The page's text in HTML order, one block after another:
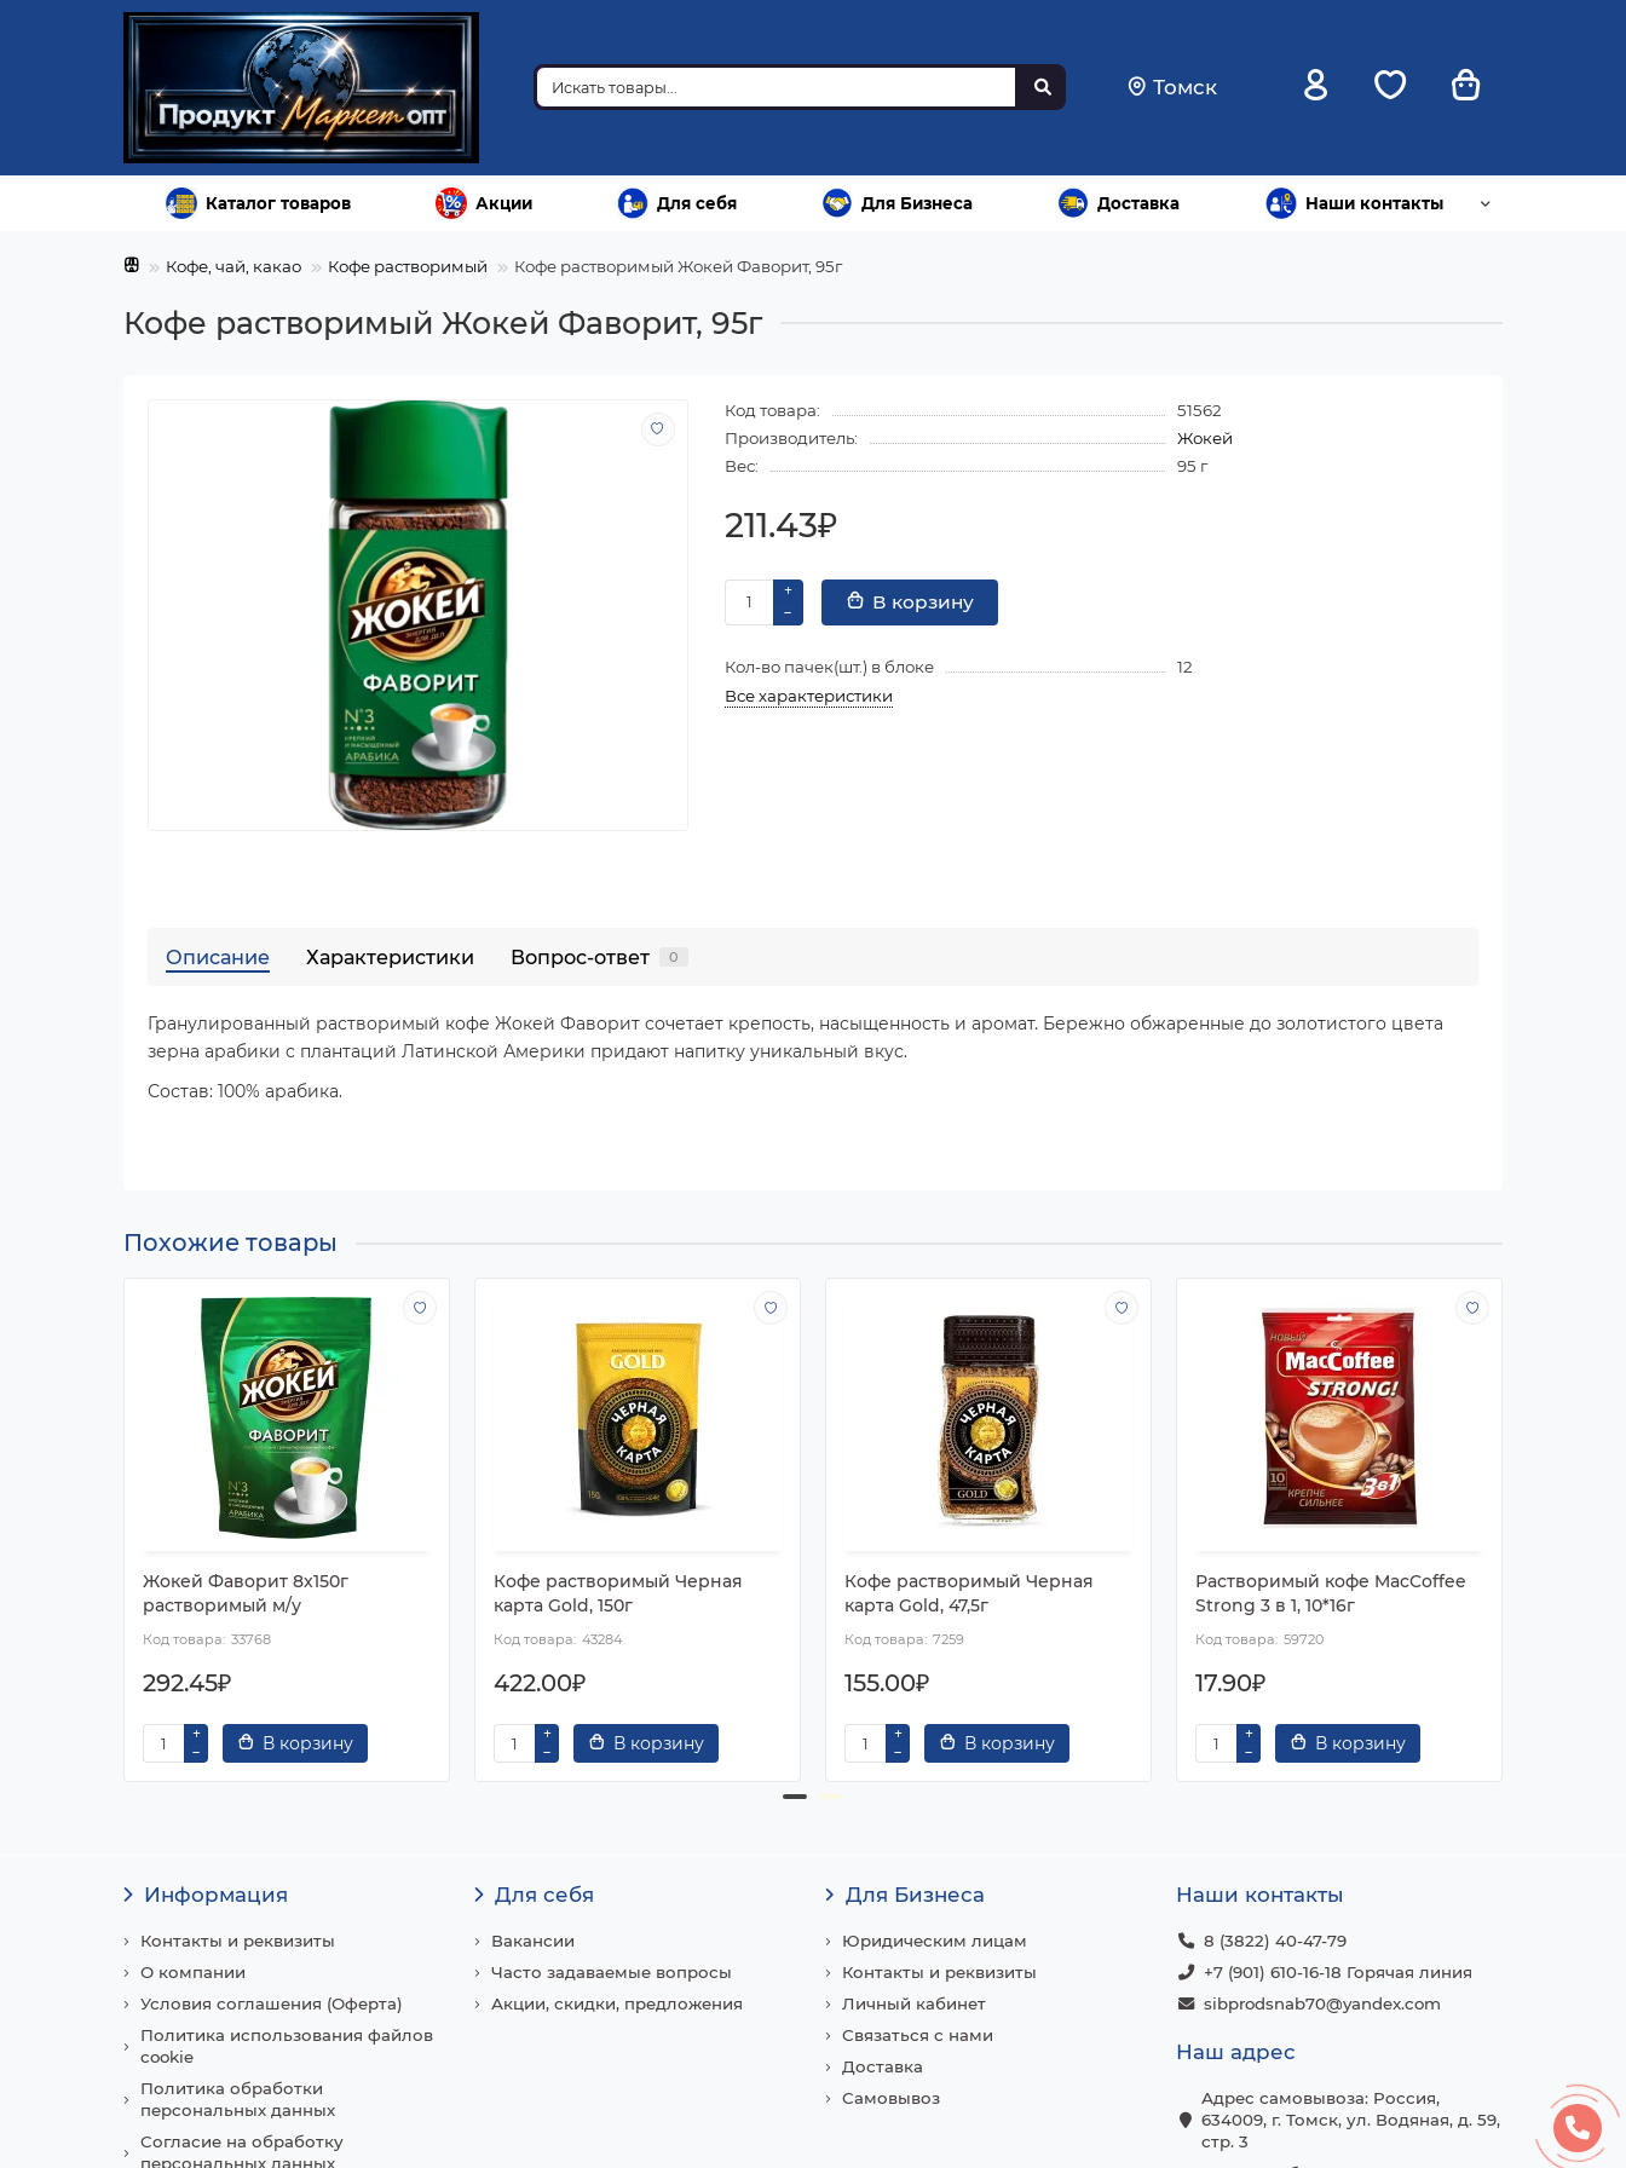
Томск
Каталог товаров Акции Для себя Для Бизнеса Доставка Наши контакты
Кофе, чай, какао Кофе растворимый Кофе растворимый Жокей Фаворит, 95г
Кофе растворимый Жокей Фаворит, 95г
Код товара:
51562
Производитель:
Жокей
Вес:
95 г
211.43₽
В корзину
Кол-во пачек(шт.) в блоке
12
Все характеристики
Описание Характеристики Вопрос-ответ 0
Гранулированный растворимый кофе Жокей Фаворит сочетает крепость, насыщенность и аромат. Бережно обжаренные до золотистого цвета
зерна арабики с плантаций Латинской Америки придают напитку уникальный вкус.
Состав: 100% арабика.
Похожие товары
Жокей Фаворит 8х150г
растворимый м/у
33768
292.45₽
В корзину
Кофе растворимый Черная
карта Gold, 150г
43284
422.00₽
В корзину
Кофе растворимый Черная
карта Gold, 47,5г
7259
155.00₽
В корзину
Растворимый кофе MacCoffee
Strong 3 в 1, 10*16г
59720
17.90₽
В корзину
Информация
Контакты и реквизиты
О компании
Условия соглашения (Оферта)
Политика использования файлов
cookie
Политика обработки
персональных данных
Согласие на обработку
персональных данных
Для себя
Вакансии
Часто задаваемые вопросы
Акции, скидки, предложения
Для Бизнеса
Юридическим лицам
Контакты и реквизиты
Личный кабинет
Связаться с нами
Доставка
Самовывоз
Наши контакты
8 (3822) 40-47-79
+7 (901) 610-16-18 Горячая линия
sibprodsnab70@yandex.com
Наш адрес
Адрес самовывоза: Россия,
634009, г. Томск, ул. Водяная, д. 59,
стр. 3